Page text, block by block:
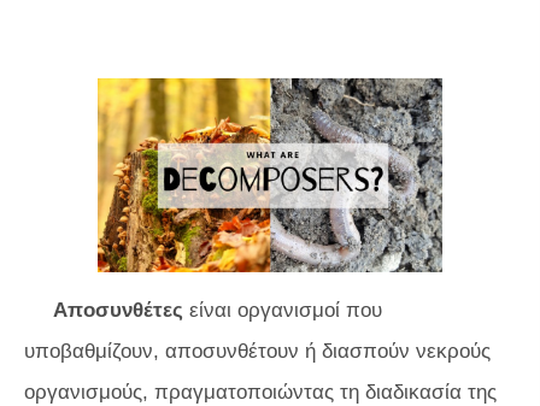
Αποσυνθέτες είναι οργανισμοί που
υποβαθμίζουν, αποσυνθέτουν ή διασπούν νεκρούς
οργανισμούς, πραγματοποιώντας τη διαδικασία της